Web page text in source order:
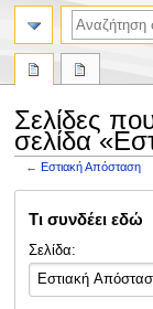
Σελίδες
σελίδα
←Εστιακή Απόσταση
στην
στηνΤι συνδέει εδώ
Σελίδα:
αναζήτηση